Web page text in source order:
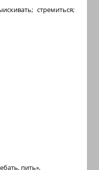
стремиться;
пить»,